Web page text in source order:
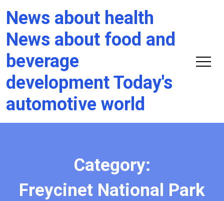
News about health
News about food and
beverage
development Today's
automotive world
Category:
Freycinet National Park